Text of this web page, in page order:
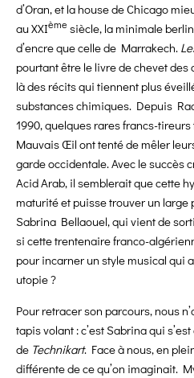
d’Oran, et la house de Chicago
au XXIème siècle, la minimale
d’encre que celle de Marrakech.
pourtant être le livre de chevet
là des récits qui tiennent plus
substances chimiques. Depuis
1990, quelques rares francs-
Mauvais Œil ont tenté de mêler
garde occidentale. Avec le succès
Acid Arab, il semblerait que cette
maturité et puisse trouver un large
Sabrina Bellaouel, qui vient de
si cette trentenaire franco-
pour incarner un style musical qui
utopie ?
Pour retracer son parcours, nous
tapis volant : c’est Sabrina qui
de Technikart. Face à nous, en
différente de ce qu’on imaginait.